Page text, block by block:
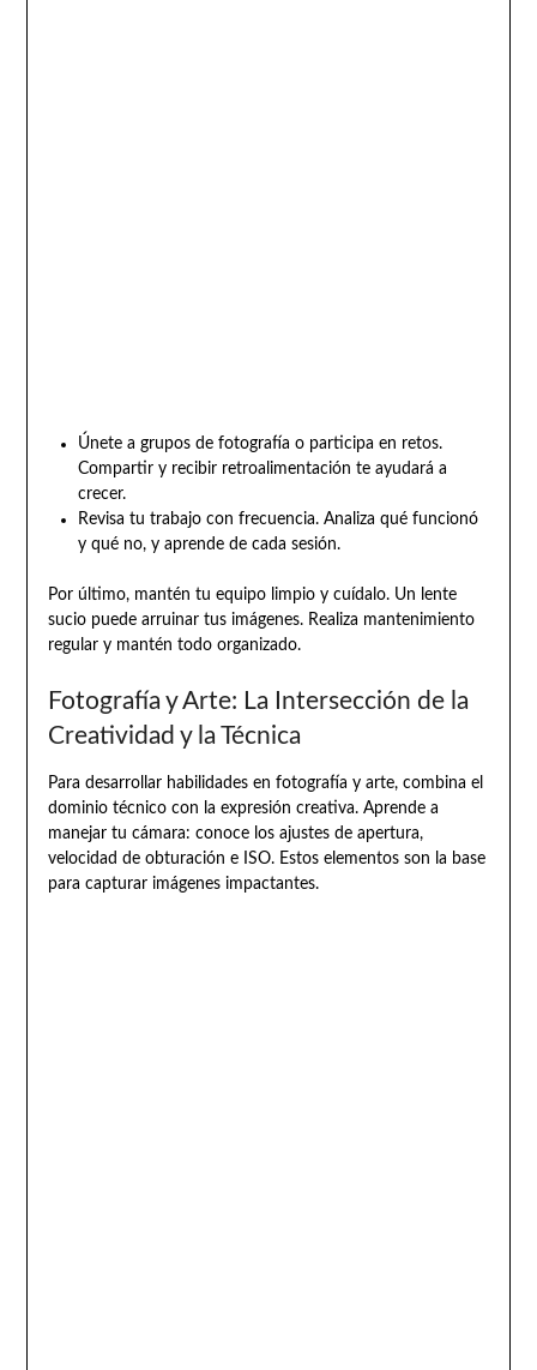
Únete a grupos de fotografía o participa en retos.
Compartir y recibir retroalimentación te ayudará a
crecer.
Revisa tu trabajo con frecuencia. Analiza qué funcionó
y qué no, y aprende de cada sesión.
Por último, mantén tu equipo limpio y cuídalo. Un lente
sucio puede arruinar tus imágenes. Realiza mantenimiento
regular y mantén todo organizado.
Fotografía y Arte: La Intersección de la
Creatividad y la Técnica
Para desarrollar habilidades en fotografía y arte, combina el
dominio técnico con la expresión creativa. Aprende a
manejar tu cámara: conoce los ajustes de apertura,
velocidad de obturación e ISO. Estos elementos son la base
para capturar imágenes impactantes.